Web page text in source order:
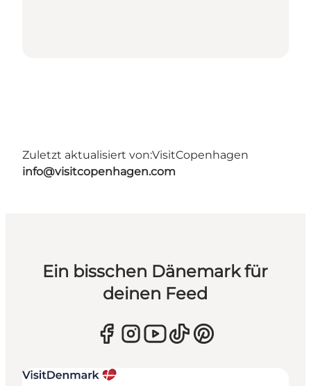
Zuletzt aktualisiert von:VisitCopenhagen
info@visitcopenhagen.com
Ein bisschen Dänemark für
deinen Feed